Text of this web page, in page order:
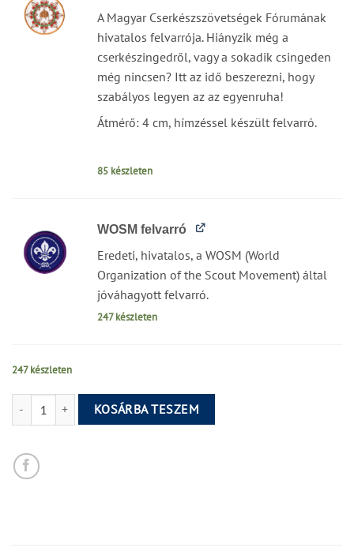
A Magyar Cserkészszövetségek Fórumának
hivatalos felvarrója. Hiányzik még a
cserkészingedről, vagy a sokadik csingeden
még nincsen? Itt az idő beszerezni, hogy
szabályos legyen az az egyenruha!
Átmérő: 4 cm, hímzéssel készült felvarró.
85 készleten
WOSM felvarró
Eredeti, hivatalos, a WOSM (World
Organization of the Scout Movement) által
jóváhagyott felvarró.
247 készleten
247 készleten
Kötelező felvarró csomag mennyiség
KOSÁRBA TESZEM